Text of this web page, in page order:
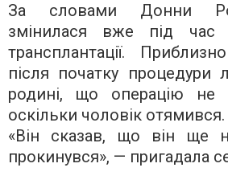
За словами Донни
змінилася вже під час
трансплантації.
після початку процедури
родині, що операцію не
оскільки чоловік отямився.
«Він сказав, що він ще
прокинувся», — пригадала